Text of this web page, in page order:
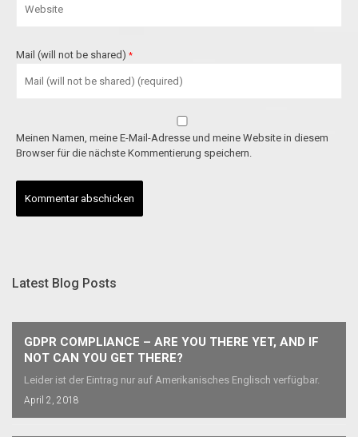
Mail (will not be shared) *
Meinen Namen, meine E-Mail-Adresse und meine Website in diesem
Browser für die nächste Kommentierung speichern.
Latest Blog Posts
GDPR COMPLIANCE – ARE YOU THERE YET, AND IF
NOT CAN YOU GET THERE?
Leider ist der Eintrag nur auf Amerikanisches Englisch verfügbar.
April 2, 2018